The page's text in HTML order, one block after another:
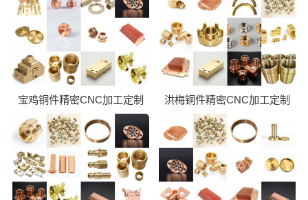
宝鸡铜件精密CNC加工定制 洪梅铜件精密CNC加工定制